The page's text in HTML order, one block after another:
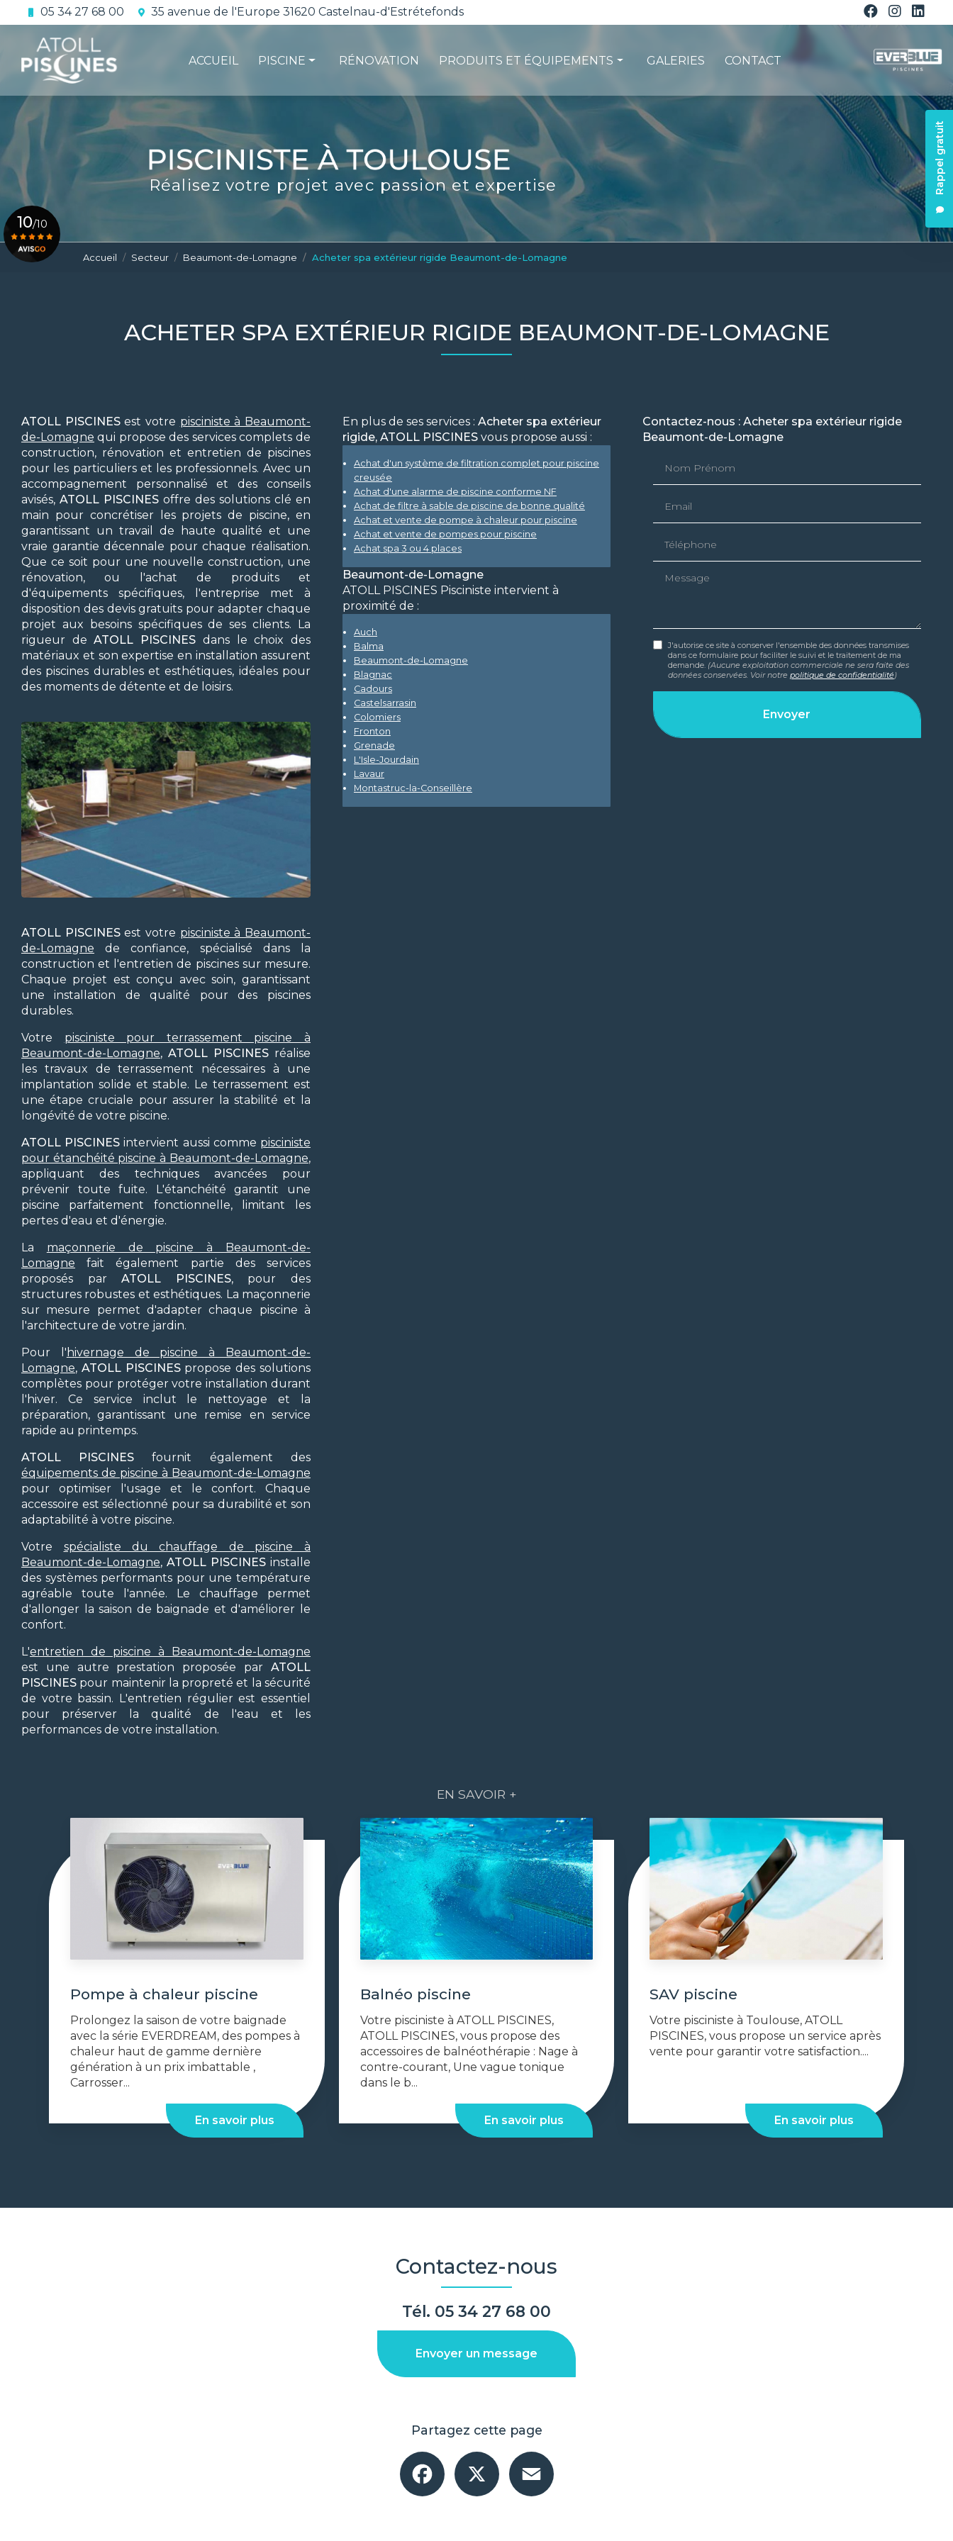
au
contenu
principal
05 34 27 68 00 35 avenue de l'Europe 31620 Castelnau-d'Estrétefonds
Rappel gratuit
ACCUEIL PISCINE
L'étanchéité
La conformité
Le contrat d'entretien
RÉNOVATION PRODUITS ET ÉQUIPEMENTS
Les pompes à chaleur
La filtration
Les robots piscines
Volets et sécurité
La stérilisation
Les abris
Spas-Balnéo
GALERIES CONTACT
Réalisez votre projet avec passion et expertise
10/10
Accueil Secteur Beaumont-de-Lomagne Acheter spa extérieur rigide Beaumont-de-Lomagne
ACHETER SPA EXTÉRIEUR RIGIDE BEAUMONT-DE-LOMAGNE
ATOLL PISCINESest votre pisciniste à Beaumont-
de-Lomagne qui propose des services complets de
construction, rénovation et entretien de piscines
pour les particuliers et les professionnels. Avec un
accompagnement personnalisé et des conseils
avisés, ATOLL PISCINES offre des solutions clé en
main pour concrétiser les projets de piscine, en
garantissant un travail de haute qualité et une
vraie garantie décennale pour chaque réalisation.
Que ce soit pour une nouvelle construction, une
rénovation, ou l'achat de produits et
d'équipements spécifiques, l'entreprise met à
disposition des devis gratuits pour adapter chaque
projet aux besoins spécifiques de ses clients. La
rigueur deATOLL PISCINES dans le choix des
matériaux et son expertise en installation assurent
des piscines durables et esthétiques, idéales pour
des moments de détente et de loisirs.
ATOLL PISCINESest votre pisciniste à Beaumont-
de-Lomagne de confiance, spécialisé dans la
construction et l'entretien de piscines sur mesure.
Chaque projet est conçu avec soin, garantissant
une installation de qualité pour des piscines
durables.
Votre pisciniste pour terrassement piscine à
Beaumont-de-Lomagne, ATOLL PISCINES réalise
les travaux de terrassement nécessaires à une
implantation solide et stable. Le terrassement est
une étape cruciale pour assurer la stabilité et la
longévité de votre piscine.
ATOLL PISCINES intervient aussi comme pisciniste
pour étanchéité piscine à Beaumont-de-Lomagne,
appliquant des techniques avancées pour
prévenir toute fuite. L'étanchéité garantit une
piscine parfaitement fonctionnelle, limitant les
pertes d'eau et d'énergie.
La maçonnerie de piscine à Beaumont-de-
Lomagne fait également partie des services
proposés parATOLL PISCINES, pour des
structures robustes et esthétiques. La maçonnerie
sur mesure permet d'adapter chaque piscine à
l'architecture de votre jardin.
Pour l' hivernage de piscine à Beaumont-de-
Lomagne, ATOLL PISCINESpropose des solutions
complètes pour protéger votre installation durant
l'hiver. Ce service inclut le nettoyage et la
préparation, garantissant une remise en service
rapide au printemps.
ATOLL PISCINES fournit également des
équipements de piscine à Beaumont-de-Lomagne
pour optimiser l'usage et le confort. Chaque
accessoire est sélectionné pour sa durabilité et son
adaptabilité à votre piscine.
Votre spécialiste du chauffage de piscine à
Beaumont-de-Lomagne, ATOLL PISCINES installe
des systèmes performants pour une température
agréable toute l'année. Le chauffage permet
d'allonger la saison de baignade et d'améliorer le
confort.
L'entretien de piscine à Beaumont-de-Lomagne
est une autre prestation proposée par ATOLL
PISCINES pour maintenir la propreté et la sécurité
de votre bassin. L'entretien régulier est essentiel
pour préserver la qualité de l'eau et les
performances de votre installation.
En plus de ses services : Acheter spa extérieur
rigide, ATOLL PISCINESvous propose aussi :
Achat d'un système de filtration complet pour piscine
creusée
Achat d'une alarme de piscine conforme NF
Achat de filtre à sable de piscine de bonne qualité
Achat et vente de pompe à chaleur pour piscine
Achat et vente de pompes pour piscine
Achat spa 3 ou 4 places
Beaumont-de-Lomagne
ATOLL PISCINES Pisciniste intervient à
proximité de :
Auch
Balma
Beaumont-de-Lomagne
Blagnac
Cadours
Castelsarrasin
Colomiers
Fronton
Grenade
L'Isle-Jourdain
Lavaur
Montastruc-la-Conseillère
Contactez-nous : Acheter spa extérieur rigide
Beaumont-de-Lomagne
Message
J'autorise ce site à conserver l'ensemble des données transmises
dans ce formulaire pour faciliter le suivi et le traitement de ma
demande. (Aucune exploitation commerciale ne sera faite des
données conservées. Voir notre politique de confidentialité)
EN SAVOIR +
Pompe à chaleur piscine
Prolongez la saison de votre baignade
avec la série EVERDREAM, des pompes à
chaleur haut de gamme dernière
génération à un prix imbattable ,
Carrosser...
En savoir plus
Balnéo piscine
Votre pisciniste à ATOLL PISCINES,
ATOLL PISCINES, vous propose des
accessoires de balnéothérapie : Nage à
contre-courant, Une vague tonique
dans le b...
En savoir plus
SAV piscine
Votre pisciniste à Toulouse, ATOLL
PISCINES, vous propose un service après
vente pour garantir votre satisfaction....
En savoir plus
Contactez-nous
Tél. 05 34 27 68 00
Envoyer un message
Partagez cette page
Facebook